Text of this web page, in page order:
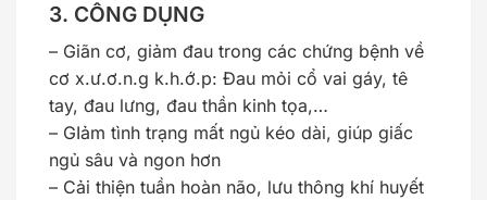
3. CÔNG DỤNG
– Giãn cơ, giảm đau trong các chứng bệnh về
cơ x.ư.ơ.n.g k.h.ớ.p: Đau mỏi cổ vai gáy, tê
tay, đau lưng, đau thần kinh tọa,…
– GIảm tình trạng mất ngủ kéo dài, giúp giấc
ngủ sâu và ngon hơn
– Cải thiện tuần hoàn não, lưu thông khí huyết